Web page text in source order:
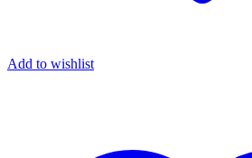
Add to wishlist